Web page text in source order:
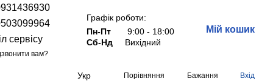
сервісу
вам?
Графік роботи:
Пн-Пт
9:00 - 18:00
Сб-Нд
Вихідний
Мій кошик
Укр Порівняння Бажання Вхід